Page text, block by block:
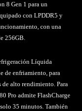
8 Gen 1 para un
con LPDDR5 y
con una
256GB.
Líquida
de enfriamiento, para
de alto rendimiento. Para
Pro admite FlashCharge
35 minutos. También